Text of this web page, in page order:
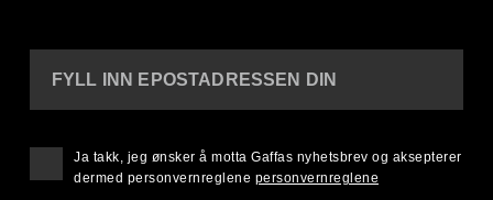
FYLL INN EPOSTADRESSEN DIN
Ja takk, jeg ønsker å motta Gaffas nyhetsbrev og aksepterer
dermed personvernreglene personvernreglene